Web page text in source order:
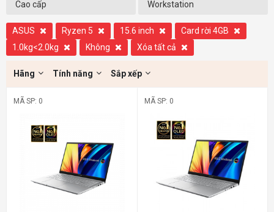
Cao cấp Workstation
ASUS Ryzen 5 15.6 inch
Card rời 4GB
1.0kg<2.0kg
Không Xóa tất cả
Hãng Tính năng Sắp xếp
MÃ SP: 0 MÃ SP: 0